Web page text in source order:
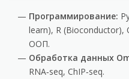
Программирование:
learn), R (Bioconductor),
ООП.
Обработка данных
RNA‑seq, ChIP‑seq.